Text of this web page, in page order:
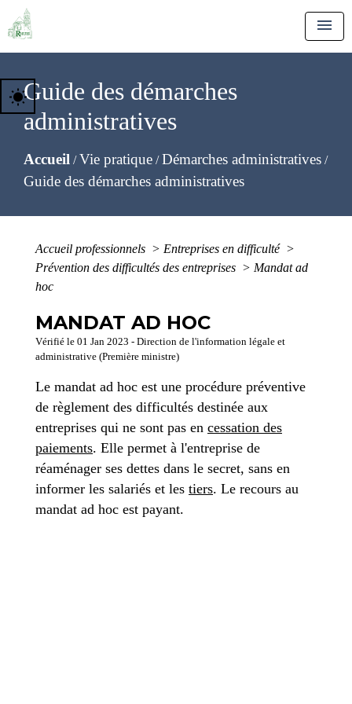
menu
Guide des démarches
administratives
Accueil /Vie pratique /Démarches administratives /
Guide des démarches administratives
wb_sunny
Accueil professionnels > Entreprises en difficulté >
Prévention des difficultés des entreprises > Mandat ad
hoc
MANDAT AD HOC
Vérifié le 01 Jan 2023 - Direction de l'information légale et
administrative (Première ministre)
Le mandat ad hoc est une procédure préventive
de règlement des difficultés destinée aux
entreprises qui ne sont pas en cessation des
paiements. Elle permet à l'entreprise de
réaménager ses dettes dans le secret, sans en
informer les salariés et les tiers. Le recours au
mandat ad hoc est payant.